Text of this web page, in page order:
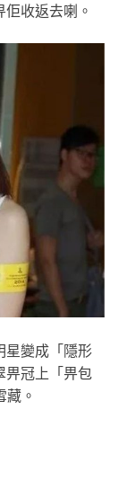
收返去喇。
星變成「隱形
畀冠上「畀包
。